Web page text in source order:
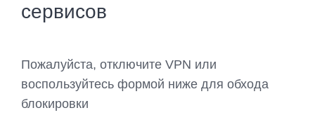
сервисов
Пожалуйста, отключите VPN или
воспользуйтесь формой ниже для обхода
блокировки